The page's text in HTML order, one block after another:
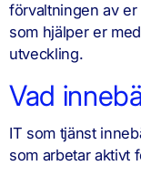
förvaltningen av
som hjälper er
utveckling.
Vad
IT som tjänst
som arbetar aktivt